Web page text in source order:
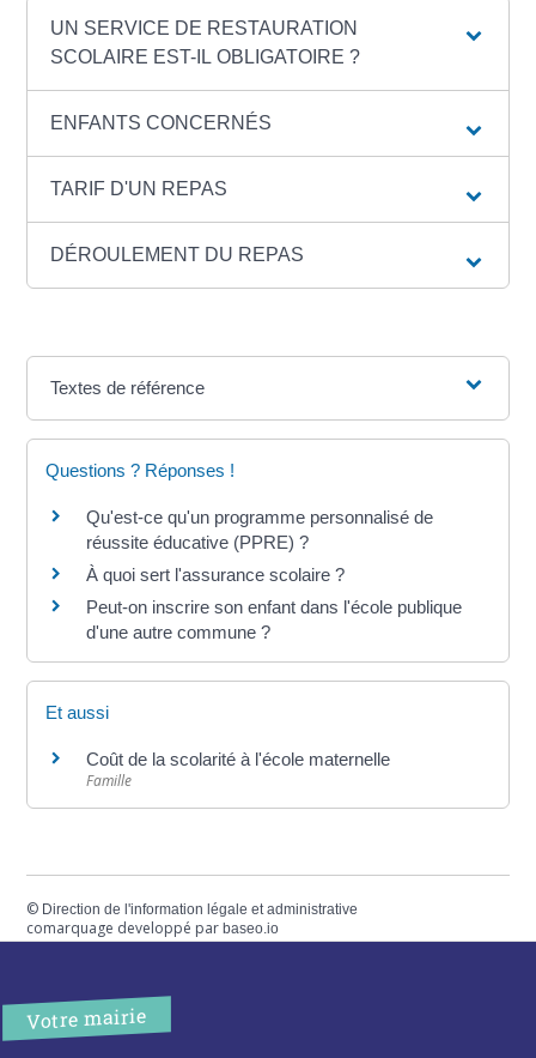
UN SERVICE DE RESTAURATION
SCOLAIRE EST-IL OBLIGATOIRE ?
ENFANTS CONCERNÉS
TARIF D'UN REPAS
DÉROULEMENT DU REPAS
Textes de référence
Questions ? Réponses !
Qu'est-ce qu'un programme personnalisé de
réussite éducative (PPRE) ?
À quoi sert l'assurance scolaire ?
Peut-on inscrire son enfant dans l'école publique
d'une autre commune ?
Et aussi
Coût de la scolarité à l'école maternelle
Famille
© Direction de l'information légale et administrative
comarquage developpé parbaseo.io
Votre mairie